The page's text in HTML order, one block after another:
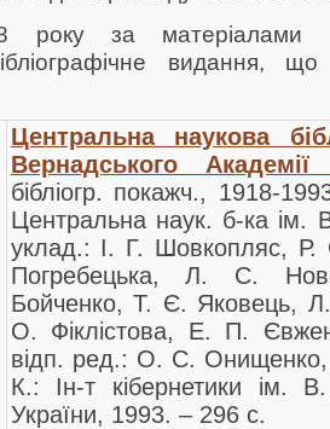
року за матеріалами
видання,
Центральна наукова
Вернадського
бібліогр. покажч., 1918-
Центральна наук. б-ка ім.
уклад.: І. Г. Шовкопляс,
Погребецька, Л. С.
Бойченко, Т. Є. Яковець,
О. Фіклістова, Е. П.
відп. ред.: О. С.
К.: Ін-т кібернетики
України, 1993. – 296 c.